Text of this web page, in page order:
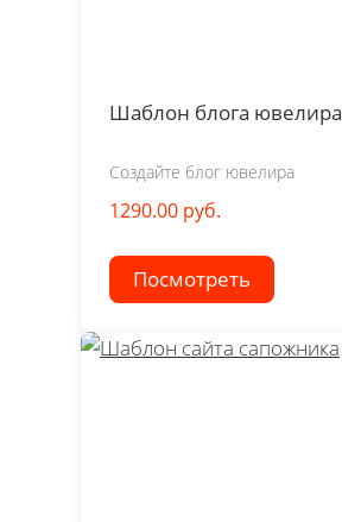
Шаблон блога ювелира
Создайте блог ювелира
1290.00 руб.
Посмотреть